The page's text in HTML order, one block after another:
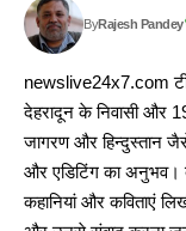
ByRajesh Pandey
newslive24x7.com
देहरादून के निवासी और
जागरण और हिन्दुस्तान जैसे
और एडिटिंग का अनुभव।
कहानियां और कविताएं